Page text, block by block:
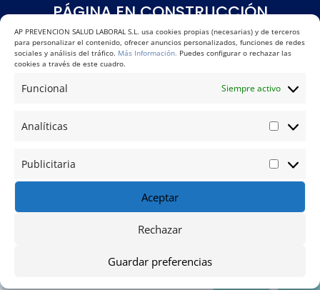
AP PREVENCION SALUD LABORAL S.L. usa cookies propias (necesarias) y de terceros
para personalizar el contenido, ofrecer anuncios personalizados, funciones de redes
sociales y análisis del tráfico. Más Información. Puedes configurar o rechazar las
cookies a través de este cuadro.
Funcional Siempre activo
Analíticas
Publicitaria
Aceptar
Rechazar
Guardar preferencias
PÁGINA EN CONSTRUCCIÓN
000
Día(s)
: 00
Hora(s)
: 00 : 00
)
Cursos de
PRL